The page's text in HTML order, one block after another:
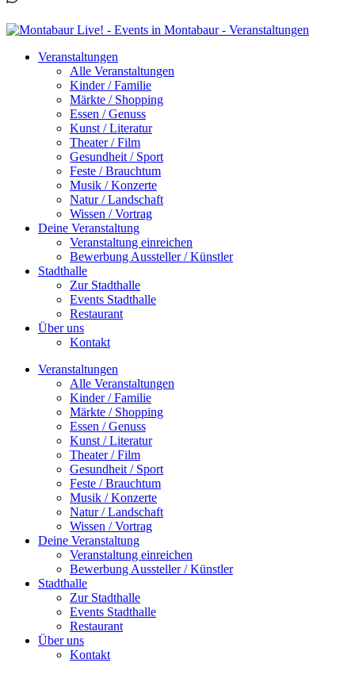
Veranstaltungen
Alle Veranstaltungen
Kinder / Familie
Märkte / Shopping
Essen / Genuss
Kunst / Literatur
Theater / Film
Gesundheit / Sport
Feste / Brauchtum
Musik / Konzerte
Natur / Landschaft
Wissen / Vortrag
Deine Veranstaltung
Veranstaltung einreichen
Bewerbung Aussteller / Künstler
Stadthalle
Zur Stadthalle
Events Stadthalle
Restaurant
Über uns
Kontakt
Veranstaltungen
Alle Veranstaltungen
Kinder / Familie
Märkte / Shopping
Essen / Genuss
Kunst / Literatur
Theater / Film
Gesundheit / Sport
Feste / Brauchtum
Musik / Konzerte
Natur / Landschaft
Wissen / Vortrag
Deine Veranstaltung
Veranstaltung einreichen
Bewerbung Aussteller / Künstler
Stadthalle
Zur Stadthalle
Events Stadthalle
Restaurant
Über uns
Kontakt